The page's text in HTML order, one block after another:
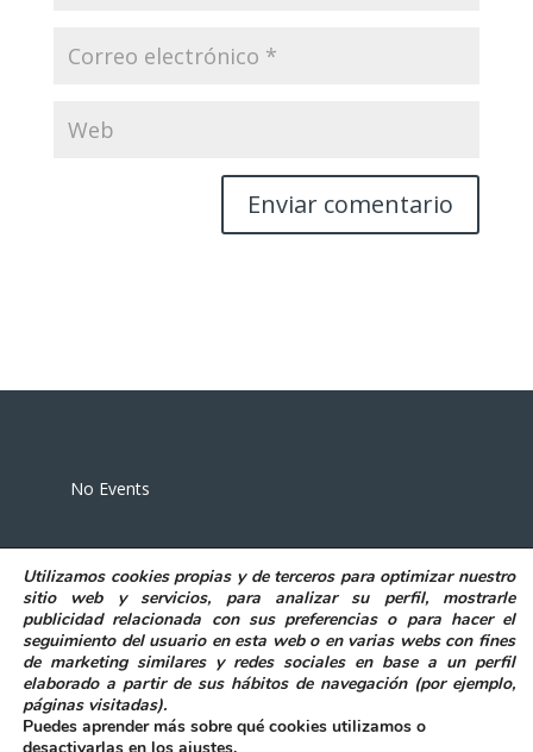
No Events
POLITICA DE PRIVACIDAD
AVISO LEGAL
POLITICA DE COOKIES
DECLARACIÓN DE ACCESIBILIDAD
Utilizamos cookies propias y de terceros para optimizar nuestro
sitio web y servicios, para analizar su perfil, mostrarle
publicidad relacionada con sus preferencias o para hacer el
seguimiento del usuario en esta web o en varias webs con fines
de marketing similares y redes sociales en base a un perfil
elaborado a partir de sus hábitos de navegación (por ejemplo,
páginas visitadas).
Puedes aprender más sobre qué cookies utilizamos o